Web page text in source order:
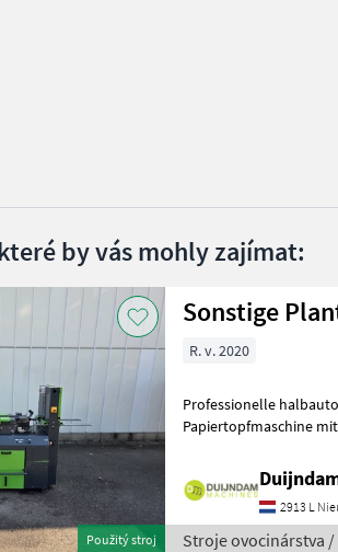
by vás mohly zajímat:
Použitý stroj
Sonstige
R. v. 2020
Professionelle
Papiertopfmaschine mit 4
2913 L
Stroje ovocinárstva